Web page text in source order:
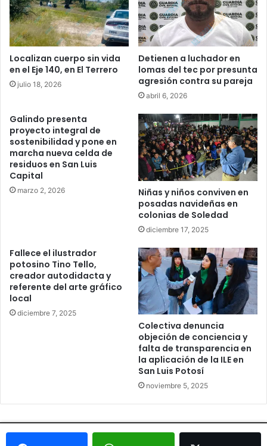
Localizan cuerpo sin vida
en el Eje 140, en El Terrero
julio 18, 2026
Detienen a luchador en
lomas del tec por presunta
agresión contra su pareja
abril 6, 2026
Galindo presenta
proyecto integral de
sostenibilidad y pone en
marcha nueva celda de
residuos en San Luis
Capital
marzo 2, 2026
Niñas y niños conviven en
posadas navideñas en
colonias de Soledad
diciembre 17, 2025
Fallece el ilustrador
potosino Tino Tello,
creador autodidacta y
referente del arte gráfico
local
diciembre 7, 2025
Colectiva denuncia
objeción de conciencia y
falta de transparencia en
la aplicación de la ILE en
San Luis Potosí
noviembre 5, 2025
© Copyright 2026, Todos los derechos reservados - Metrópoli